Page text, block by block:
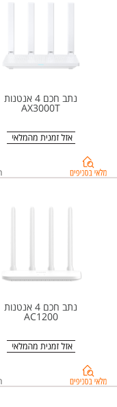
נתב חכם 4 אנטנות
AX3000T
מלאי
נתב חכם 4 אנטנות
AC1200
מלאי